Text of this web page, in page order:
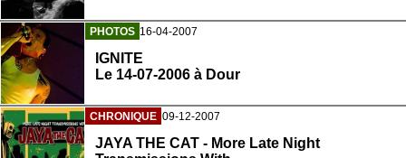
PHOTOS 16-04-2007
IGNITE
Le 14-07-2006 à Dour
CHRONIQUE 09-12-2007
JAYA THE CAT - More Late Night